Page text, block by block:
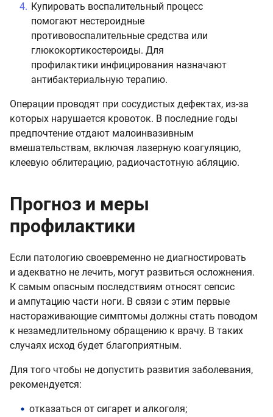
Купировать воспалительный процесс
помогают нестероидные
противовоспалительные средства или
глюкокортикостероиды. Для
профилактики инфицирования назначают
антибактериальную терапию.
Операции проводят при сосудистых дефектах, из-за
которых нарушается кровоток. В последние годы
предпочтение отдают малоинвазивным
вмешательствам, включая лазерную коагуляцию,
клеевую облитерацию, радиочастотную абляцию.
Прогноз и меры
профилактики
Если патологию своевременно не диагностировать
и адекватно не лечить, могут развиться осложнения.
К самым опасным последствиям относят сепсис
и ампутацию части ноги. В связи с этим первые
настораживающие симптомы должны стать поводом
к незамедлительному обращению к врачу. В таких
случаях исход будет благоприятным.
Для того чтобы не допустить развития заболевания,
рекомендуется:
отказаться от сигарет и алкоголя;